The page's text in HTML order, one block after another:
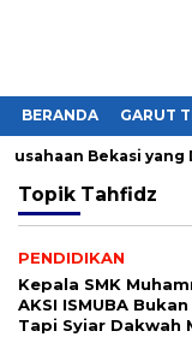
BERANDA GARUT
Bekasi yang
Topik Tahfidz
PENDIDIKAN
Kepala SMK
AKSI ISMUBA
Tapi Syiar Dakwah